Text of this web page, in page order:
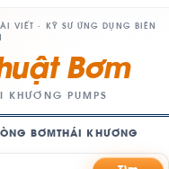
VIẾT · KỸ SƯ ỨNG DỤNG BIÊN
Bơm
KHƯƠNG PUMPS
BƠM THÁI KHƯƠNG